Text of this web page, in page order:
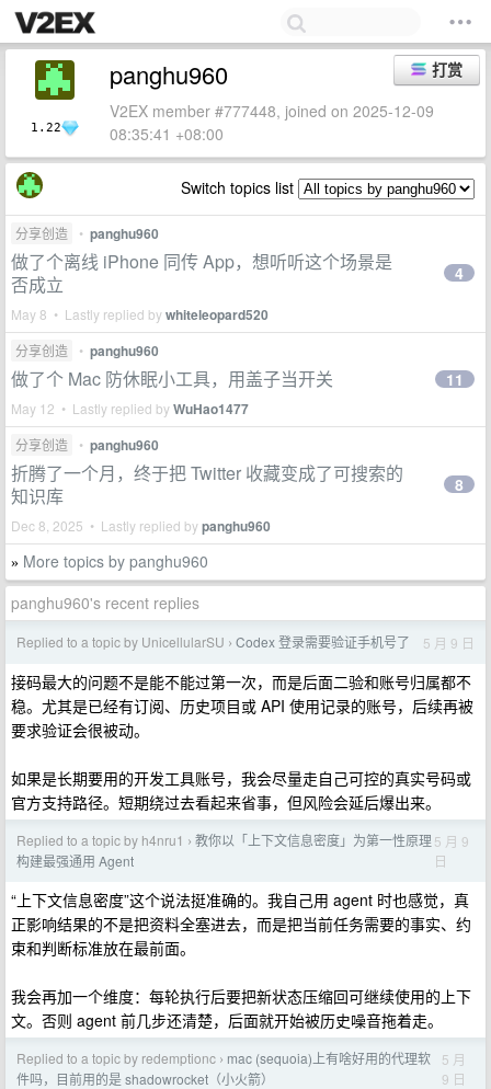
1.22
打赏
panghu960
V2EX member #777448, joined on 2025-12-09
08:35:41 +08:00
Switch topics list
分享创造 • panghu960
做了个离线 iPhone 同传 App，想听听这个场景是
否成立
May 8 • Lastly replied bywhiteleopard520
4
分享创造 • panghu960
做了个 Mac 防休眠小工具，用盖子当开关
May 12 • Lastly replied byWuHao1477
11
分享创造 • panghu960
折腾了一个月，终于把 Twitter 收藏变成了可搜索的
知识库
Dec 8, 2025 • Lastly replied bypanghu960
8
» More topics by panghu960
panghu960's recent replies
Replied to a topic by UnicellularSU › Codex 登录需要验证手机号了 5 月 9 日
接码最大的问题不是能不能过第一次，而是后面二验和账号归属都不
稳。尤其是已经有订阅、历史项目或 API 使用记录的账号，后续再被
要求验证会很被动。
如果是长期要用的开发工具账号，我会尽量走自己可控的真实号码或
官方支持路径。短期绕过去看起来省事，但风险会延后爆出来。
Replied to a topic by h4nru1 › 教你以「上下文信息密度」为第一性原理
构建最强通用 Agent
5 月 9
日
“上下文信息密度”这个说法挺准确的。我自己用 agent 时也感觉，真
正影响结果的不是把资料全塞进去，而是把当前任务需要的事实、约
束和判断标准放在最前面。
我会再加一个维度：每轮执行后要把新状态压缩回可继续使用的上下
文。否则 agent 前几步还清楚，后面就开始被历史噪音拖着走。
Replied to a topic by redemptionc › mac (sequoia)上有啥好用的代理软
件吗，目前用的是 shadowrocket（小火箭）
5 月
9 日